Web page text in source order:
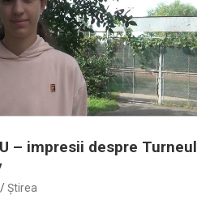
– impresii despre Turneul
Ştirea